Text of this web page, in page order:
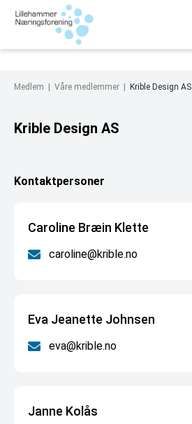
Medlem | Våre medlemmer Krible Design AS
Krible Design AS
Kontaktpersoner
Caroline Bræin Klette
caroline@krible.no
Eva Jeanette Johnsen
eva@krible.no
Janne Kolås